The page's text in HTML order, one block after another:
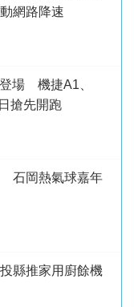
網路降速
場 機捷A1、
搶先開跑
石岡熱氣球嘉年
縣推家用廚餘機